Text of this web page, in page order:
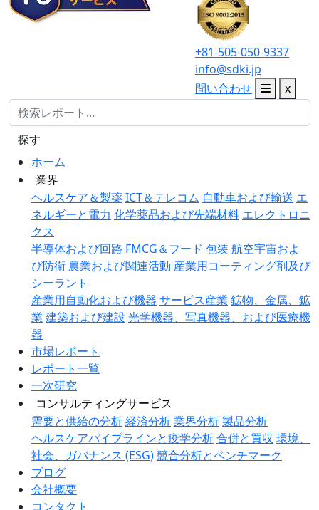
+81-505-050-9337
info@sdki.jp
問い合わせ
x
ホーム
業界
ヘルスケア＆製薬ICT＆テレコム 自動車および輸送 エ
ネルギーと電力 化学薬品および先端材料 エレクトロニ
クス
半導体および回路 FMCG＆フード 包装 航空宇宙およ
び防衛 農業および関連活動 産業用コーティング剤及び
シーラント
産業用自動化および機器 サービス産業 鉱物、金属、鉱
業 建築および建設 光学機器、写真機器、および医療機
器
市場レポート
レポート一覧
一次研究
コンサルティングサービス
需要と供給の分析経済分析業界分析製品分析
ヘルスケアパイプラインと疫学分析合併と買収 環境、
社会、ガバナンス (ESG)競合分析とベンチマーク
ブログ
会社概要
コンタクト
探す